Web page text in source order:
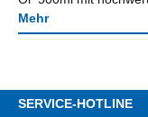
Mehr
SERVICE-HOTLINE